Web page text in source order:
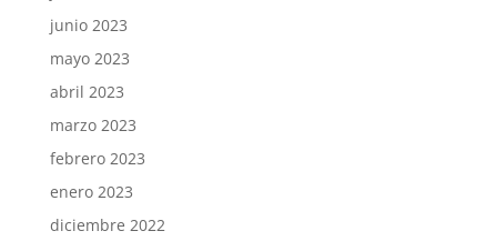
junio 2023
mayo 2023
abril 2023
marzo 2023
febrero 2023
enero 2023
diciembre 2022